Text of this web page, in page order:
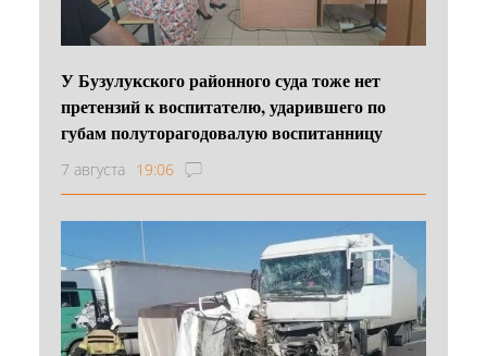
У Бузулукского районного суда тоже нет
претензий к воспитателю, ударившего по
губам полуторагодовалую воспитанницу
7 августа 19:06